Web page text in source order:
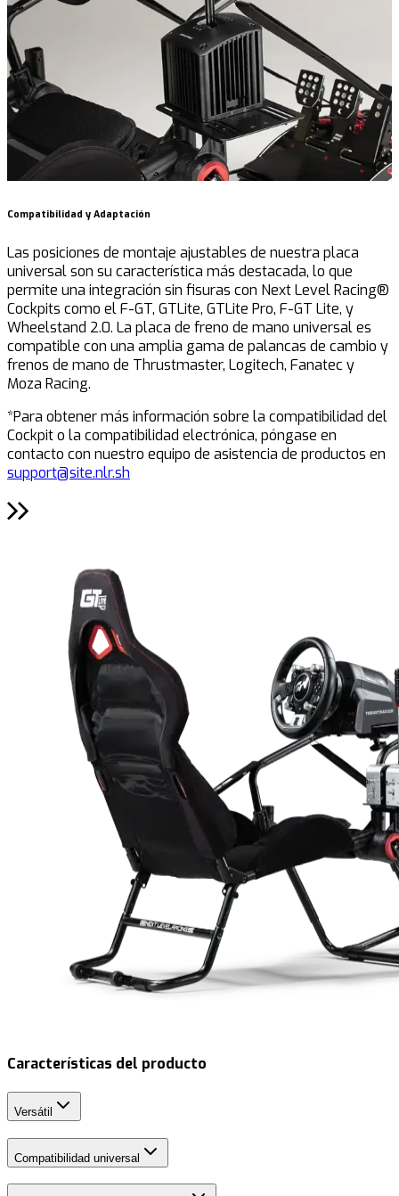
Compatibilidad y Adaptación
Las posiciones de montaje ajustables de nuestra placa
universal son su característica más destacada, lo que
permite una integración sin fisuras con Next Level Racing®
Cockpits como el F-GT, GTLite, GTLite Pro, F-GT Lite, y
Wheelstand 2.0. La placa de freno de mano universal es
compatible con una amplia gama de palancas de cambio y
frenos de mano de Thrustmaster, Logitech, Fanatec y
Moza Racing.
*Para obtener más información sobre la compatibilidad del
Cockpit o la compatibilidad electrónica, póngase en
contacto con nuestro equipo de asistencia de productos en
support@site.nlr.sh
Características del producto
Versátil
Compatibilidad universal